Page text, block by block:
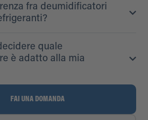
fra deumidificatori
quale
è adatto alla mia
FAI UNA DOMANDA